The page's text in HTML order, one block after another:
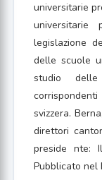
universitarie
universitarie
legislazione
delle scuole
studio delle
svizzera.
direttori
preside nte:
Pubblicato nel